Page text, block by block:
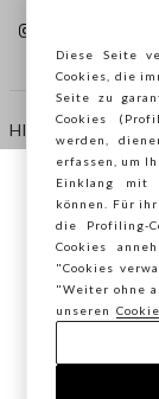
HILFE
AGENTUR
KONTAKTE
Copyright
Sie surfen
Österreich,
speichern?
Diese Seite
Cookies, die
Seite zu
Cookies
werden,
erfassen, um
Einklang mit
können. Für
die Profiling-
Cookies
"Cookies
"Weiter ohne
unseren